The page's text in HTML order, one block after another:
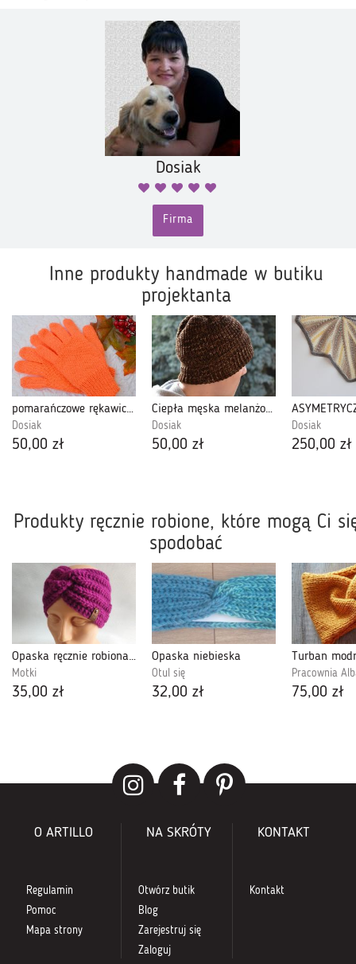
Dosiak
Firma
Inne produkty handmade w butiku
projektanta
pomarańczowe rękawiczki pięciopalczaste
Dosiak
50,00 zł
Ciepła męska melanżowa czapka wywijana
Dosiak
50,00 zł
Dosiak
250,00 zł
Produkty ręcznie robione, które mogą Ci
spodobać
Opaska ręcznie robiona na drutach, fuksja.
Motki
35,00 zł
Opaska niebieska
Otul się
32,00 zł
Pracownia
75,00 zł
O ARTILLO
Regulamin
Pomoc
Mapa strony
NA SKRÓTY
Otwórz butik
Blog
Zarejestruj się
Zaloguj
KONTAKT
Kontakt